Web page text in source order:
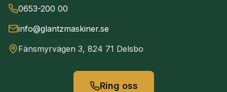
0653-200 00
info@glantzmaskiner.se
Fänsmyrvägen 3, 824 71 Delsbo
Ring oss